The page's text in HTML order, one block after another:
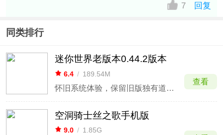
7 回复
同类排行
迷你世界老版本0.44.2版本
6.4 / 189.54M
怀旧系统体验，保留旧版独有道具与机制。
查看
空洞骑士丝之歌手机版
9.0 / 1.85G